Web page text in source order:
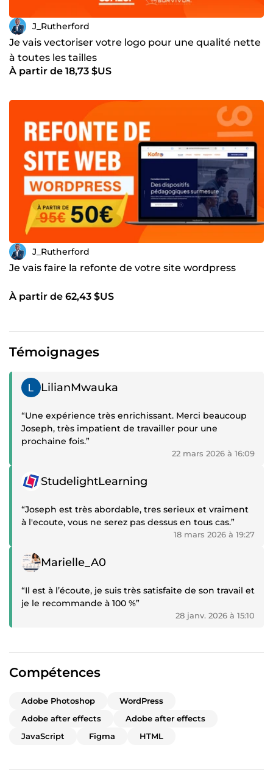
J_Rutherford
Je vais vectoriser votre logo pour une qualité nette
à toutes les tailles
À partir de 18,73 $US
J_Rutherford
Je vais faire la refonte de votre site wordpress
À partir de 62,43 $US
Témoignages
Témoignage positif
LilianMwauka
“Une expérience très enrichissant. Merci beaucoup
Joseph, très impatient de travailler pour une
prochaine fois.”
22 mars 2026 à 16:09
Témoignage positif
StudelightLearning
“Joseph est très abordable, tres serieux et vraiment
à l'ecoute, vous ne serez pas dessus en tous cas.”
18 mars 2026 à 19:27
Témoignage positif
Marielle_A0
“Il est à l’écoute, je suis très satisfaite de son travail et
je le recommande à 100 %”
28 janv. 2026 à 15:10
Compétences
Adobe Photoshop
WordPress
Adobe after effects
Adobe after effects
JavaScript
Figma HTML